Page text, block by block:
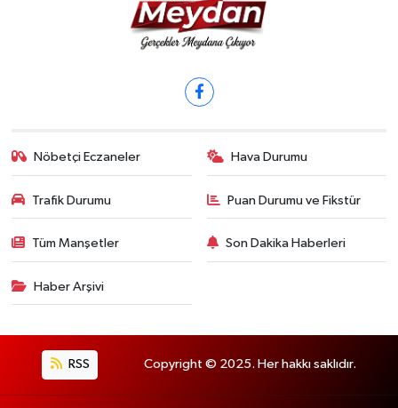
Nöbetçi Eczaneler Hava Durumu
Trafik Durumu Puan Durumu ve Fikstür
Tüm Manşetler Son Dakika Haberleri
Haber Arşivi
RSS Copyright © 2025. Her hakkı saklıdır.